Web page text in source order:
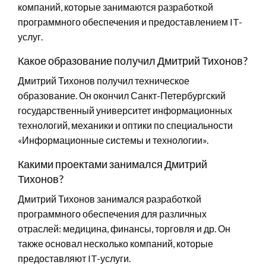
компаний, которые занимаются разработкой
программного обеспечения и предоставлением IT-
услуг.
Какое образование получил Дмитрий Тихонов?
Дмитрий Тихонов получил техническое
образование. Он окончил Санкт-Петербургский
государственный университет информационных
технологий, механики и оптики по специальности
«Информационные системы и технологии».
Какими проектами занимался Дмитрий
Тихонов?
Дмитрий Тихонов занимался разработкой
программного обеспечения для различных
отраслей: медицина, финансы, торговля и др. Он
также основал несколько компаний, которые
предоставляют IT-услуги.